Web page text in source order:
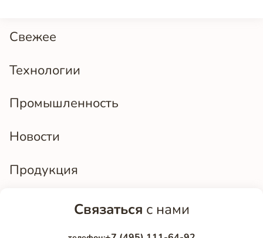
Свежее
Технологии
Промышленность
Новости
Продукция
Связаться с нами